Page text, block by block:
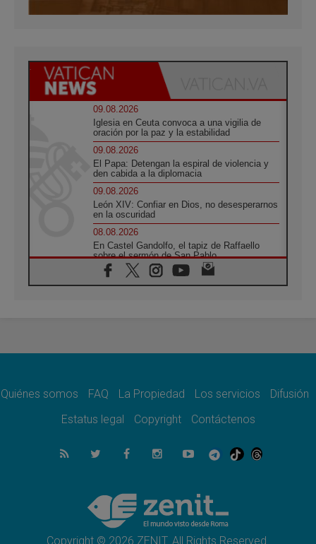
09.08.2026
Iglesia en Ceuta convoca a una vigilia de
oración por la paz y la estabilidad
09.08.2026
El Papa: Detengan la espiral de violencia y
den cabida a la diplomacia
09.08.2026
León XIV: Confiar en Dios, no desesperarnos
en la oscuridad
08.08.2026
En Castel Gandolfo, el tapiz de Raffaello
sobre el sermón de San Pablo
08.08.2026
En Colombia, «la paz no se compra con una
08.08.2026
08.08.2026
del Buen Consejo de Genazzano
Filipinas: el Vicariato Apostólico de Calapán
se convierte en diócesis
Honduras: Los desplazados invisibles de una
crisis olvidada
Quiénes somos FAQ La Propiedad Los servicios
Difusión
Estatus legal
Copyright Contáctenos
Copyright © 2026 ZENIT. All Rights Reserved.